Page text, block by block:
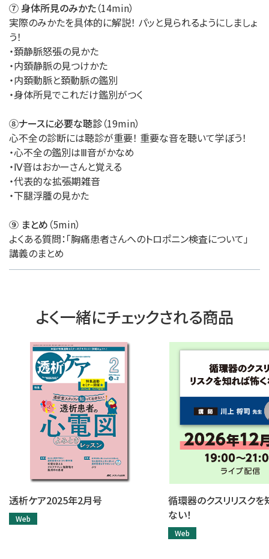
⑦ 身体所見のみかた（14min）
実際のみかたを具体的に解説！ パッと見られるようにしましょ
う！
・頚静脈怒張の見かた
・内頚静脈の見つけかた
・内頚動脈と頚動脈の鑑別
・身体所見でこれだけ鑑別がつく
⑧ナースに必要な聴診（19min）
心不全の診断には聴診が重要！ 重要な音を聴いて学ぼう！
・心不全の鑑別はⅢ音がかなめ
・Ⅳ音はおかーさんと覚える
・代表的な拡張期雑音
・下腿浮腫の見かた
⑨ まとめ （5min）
よくある質問：「胸痛患者さんへのトロポニン検査について」
講義のまとめ
よく一緒にチェックされる商品
透析ケア2025年2月号
Web
循環器のクスリリスクを
ない！
Web